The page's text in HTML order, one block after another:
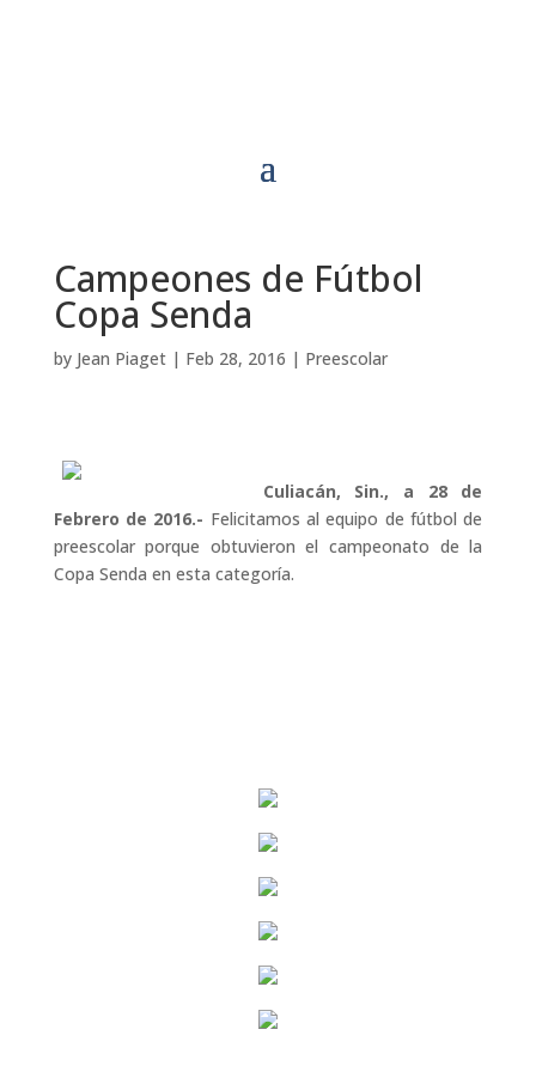
Campeones de Fútbol
Copa Senda
by Jean Piaget| Feb 28, 2016 | Preescolar
Culiacán, Sin., a 28 de
Febrero de 2016.- Felicitamos al equipo de fútbol de
preescolar porque obtuvieron el campeonato de la
Copa Senda en esta categoría.